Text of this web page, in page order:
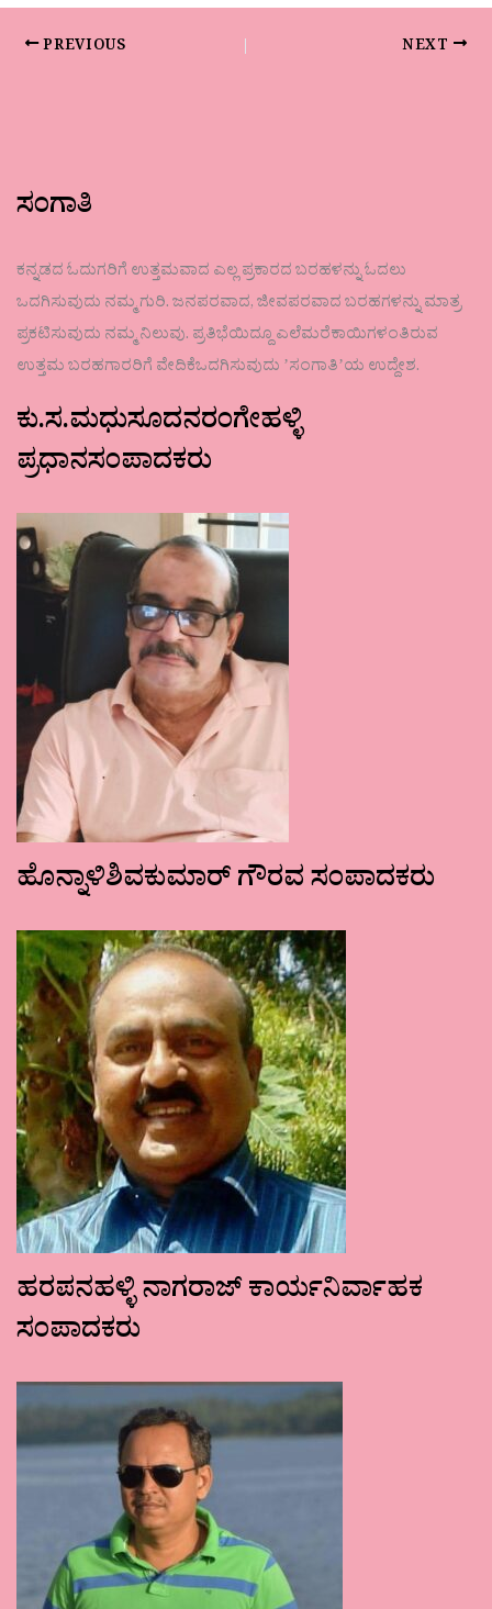
PREVIOUS NEXT
ಸಂಗಾತಿ
ಕನ್ನಡದ ಓದುಗರಿಗೆ ಉತ್ತಮವಾದ ಎಲ್ಲ ಪ್ರಕಾರದ ಬರಹಳನ್ನು ಓದಲು
ಒದಗಿಸುವುದು ನಮ್ಮ ಗುರಿ. ಜನಪರವಾದ, ಜೀವಪರವಾದ ಬರಹಗಳನ್ನು ಮಾತ್ರ
ಪ್ರಕಟಿಸುವುದು ನಮ್ಮ ನಿಲುವು. ಪ್ರತಿಭೆಯಿದ್ದೂ ಎಲೆಮರೆಕಾಯಿಗಳಂತಿರುವ
ಉತ್ತಮ ಬರಹಗಾರರಿಗೆ ವೇದಿಕೆಒದಗಿಸುವುದು ʼಸಂಗಾತಿʼಯ ಉದ್ದೇಶ.
ಕು.ಸ.ಮಧುಸೂದನರಂಗೇಹಳ್ಳಿ
ಪ್ರಧಾನಸಂಪಾದಕರು
ಹೊನ್ನಾಳಿಶಿವಕುಮಾರ್ ಗೌರವ ಸಂಪಾದಕರು
ಹರಪನಹಳ್ಳಿ ನಾಗರಾಜ್ ಕಾರ್ಯನಿರ್ವಾಹಕ
ಸಂಪಾದಕರು